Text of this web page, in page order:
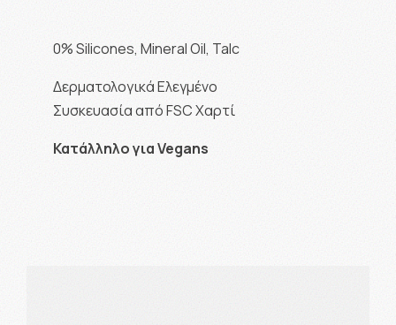
0% Silicones, Mineral Oil, Talc
Δερματολογικά Ελεγμένο
Συσκευασία από FSC Χαρτί
Κατάλληλο για Vegans